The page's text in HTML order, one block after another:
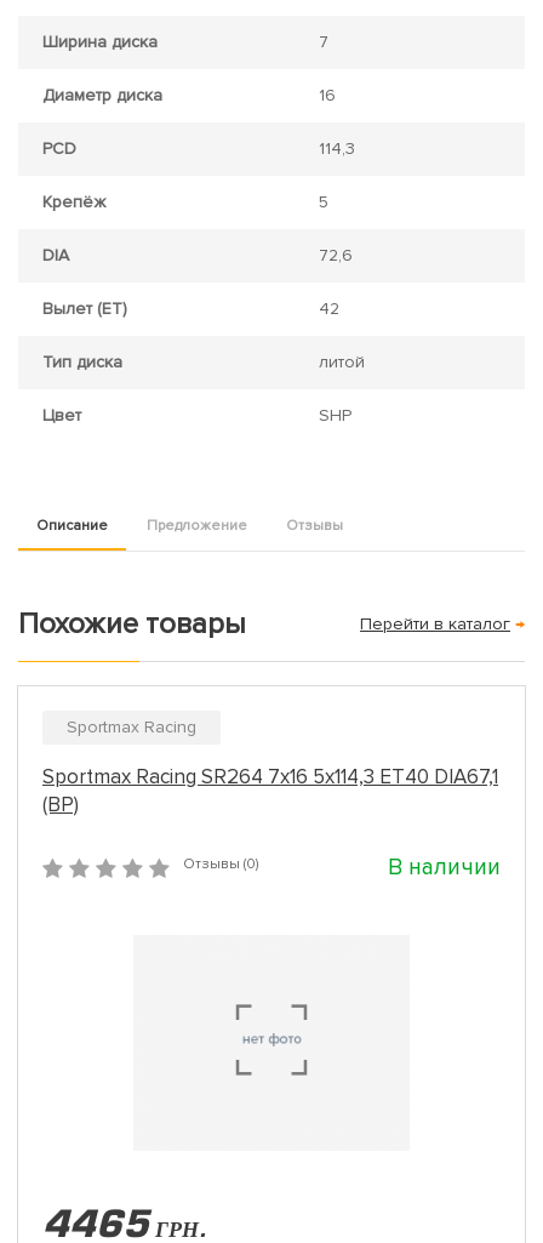
Ширина диска 7
Диаметр диска 16
PCD 114,3
Крепёж 5
DIA 72,6
Вылет (ET) 42
Тип диска литой
Цвет SHP
Описание Предложение Отзывы
Похожие товары Перейти в каталог →
Sportmax Racing
Sportmax Racing SR264 7x16 5x114,3 ET40 DIA67,1
(BP)
Отзывы (0) В наличии
4465 ГРН.